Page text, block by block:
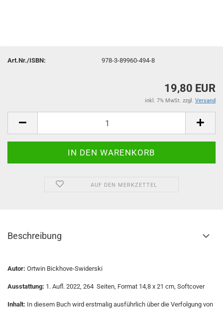
Art.Nr./ISBN: 978-3-89960-494-8
19,80 EUR
inkl. 7% MwSt. zzgl. Versand
AUF DEN MERKZETTEL
Beschreibung
Autor: Ortwin Bickhove-Swiderski
Ausstattung: 1. Aufl. 2022, 264 Seiten, Format 14,8 x 21 cm, Softcover
Inhalt: In diesem Buch wird erstmalig ausführlich über die Verfolgung von